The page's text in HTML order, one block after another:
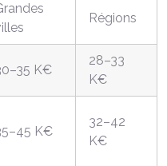
Régions
K€
28–33
K€
K€
32–42
K€